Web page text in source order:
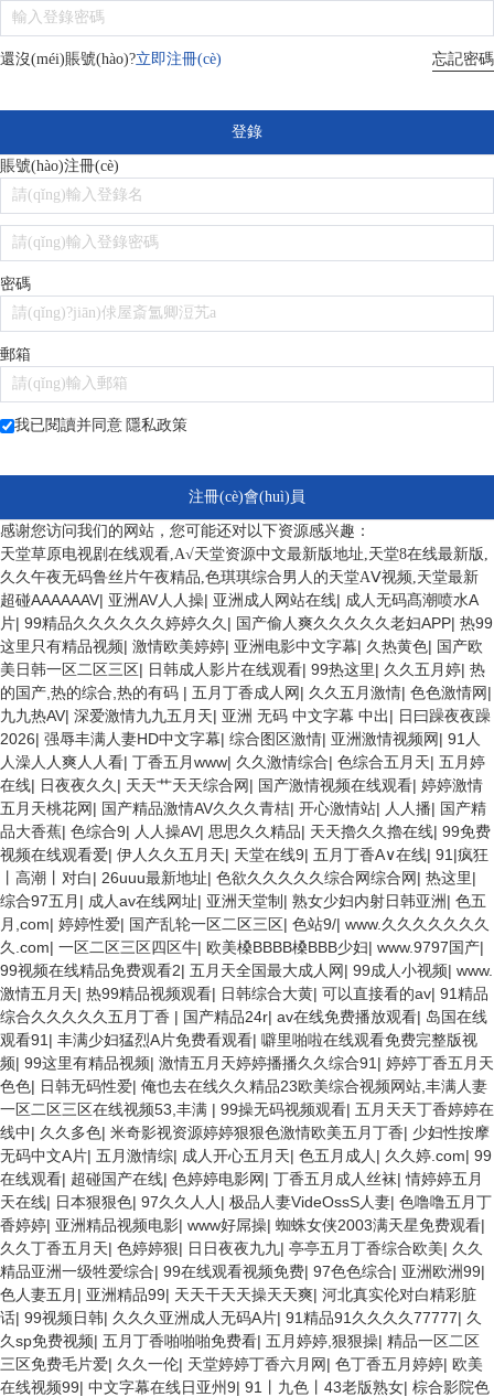
還沒(méi)賬號(hào)?立即注冊(cè) 忘記密碼
登錄
賬號(hào)注冊(cè)
密碼
郵箱
我已閱讀并同意 隱私政策
注冊(cè)會(huì)員
感谢您访问我们的网站，您可能还对以下资源感兴趣：
天堂草原电视剧在线观看,А√天堂资源中文最新版地址,天堂8在线最新版,
久久午夜无码鲁丝片午夜精品,色琪琪综合男人的天堂AⅤ视频,天堂最新
超碰AAAAAAV| 亚洲AV人人操| 亚洲成人网站在线| 成人无码髙潮喷水A
片| 99精品久久久久久久婷婷久久 | 国产偷人爽久久久久久老妇APP| 热99
这里只有精品视频| 激情欧美婷婷| 亚洲电影中文字幕| 久热黄色| 国产欧
美日韩一区二区三区| 日韩成人影片在线观看| 99热这里| 久久五月婷| 热
的国产,热的综合,热的有码 | 五月丁香成人网| 久久五月激情| 色色激情网|
九九热AV| 深爱激情九九五月天| 亚洲 无码 中文字幕 中出| 日曰躁夜夜躁
2026| 强辱丰满人妻HD中文字幕| 综合图区激情| 亚洲激情视频网| 91人
人澡人人爽人人看| 丁香五月www| 久久激情综合| 色综合五月天| 五月婷
在线| 日夜夜久久 | 天天艹天天综合网| 国产激情视频在线观看| 婷婷激情
五月天桃花网| 国产精品激情AV久久久青桔| 开心激情站| 人人播| 国产精
品大香蕉| 色综合9| 人人操AV| 思思久久精品| 天天擼久久擼在线| 99免费
视频在线观看爱| 伊人久久五月天| 天堂在线9| 五月丁香A∨在线| 91|疯狂
丨高潮丨对白| 26uuu最新地址| 色欲久久久久久综合网综合网| 热这里|
综合97五月 | 成人av在线网址| 亚洲天堂制| 熟女少妇内射日韩亚洲| 色五
月,com| 婷婷性爱| 国产乱轮一区二区三区| 色站9/| www.久久久久久久久
久.com| 一区二区三区四区牛| 欧美槡BBBB槡BBB少妇| www.9797国产|
99视频在线精品免费观看2| 五月天全国最大成人网| 99成人小视频| www.
激情五月天| 热99精品视频观看| 日韩综合大黄| 可以直接看的av| 91精品
综合久久久久久五月丁香 | 国产精品24r| av在线免费播放观看| 岛国在线
观看91 | 丰满少妇猛烈A片免费看观看| 噼里啪啦在线观看免费完整版视
频| 99这里有精品视频| 激情五月天婷婷播播久久综合91 | 婷婷丁香五月天
色色| 日韩无码性爱| 俺也去在线久久精品23欧美综合视频网站,丰满人妻
一区二区三区在线视频53,丰满 | 99操无码视频观看| 五月天天丁香婷婷在
线中| 久久多色| 米奇影视资源婷婷狠狠色激情欧美五月丁香| 少妇性按摩
无码中文A片| 五月激情综| 成人开心五月天| 色五月成人 | 久久婷.com| 99
在线观看| 超碰国产在线| 色婷婷电影网| 丁香五月成人丝袜|情婷婷五月
天在线| 日本狠狠色| 97久久人人 | 极品人妻VideOssS人妻| 色噜噜五月丁
香婷婷| 亚洲精品视频电影| www好屌操| 蜘蛛女侠2003满天星免费观看|
久久丁香五月天| 色婷婷狠| 日日夜夜九九| 亭亭五月丁香综合欧美| 久久
精品亚洲一级牲爱综合| 99在线观看视频免费| 97色色综合| 亚洲欧洲99|
色人妻五月 | 亚洲精品99| 天天干天天操天天爽| 河北真实伦对白精彩脏
话| 99视频日韩| 久久久亚洲成人无码A片| 91精品91久久久久77777| 久
久sp免费视频| 五月丁香啪啪啪免费看| 五月婷婷,狠狠操| 精品一区二区
三区免费毛片爱| 久久一伦| 天堂婷婷丁香六月网| 色丁香五月婷婷| 欧美
在线视频99| 中文字幕在线日亚州9| 91丨九色丨43老版熟女| 棕合影院色